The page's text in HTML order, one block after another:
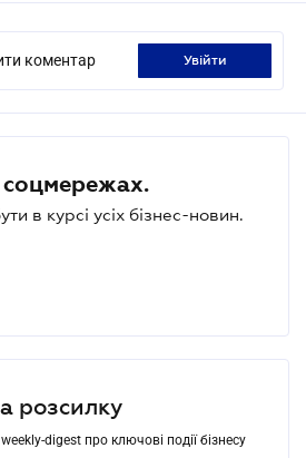
коментар увійти
соцмережах.
в курсі усіх бізнес-новин.
розсилку
digest про ключові події бізнесу